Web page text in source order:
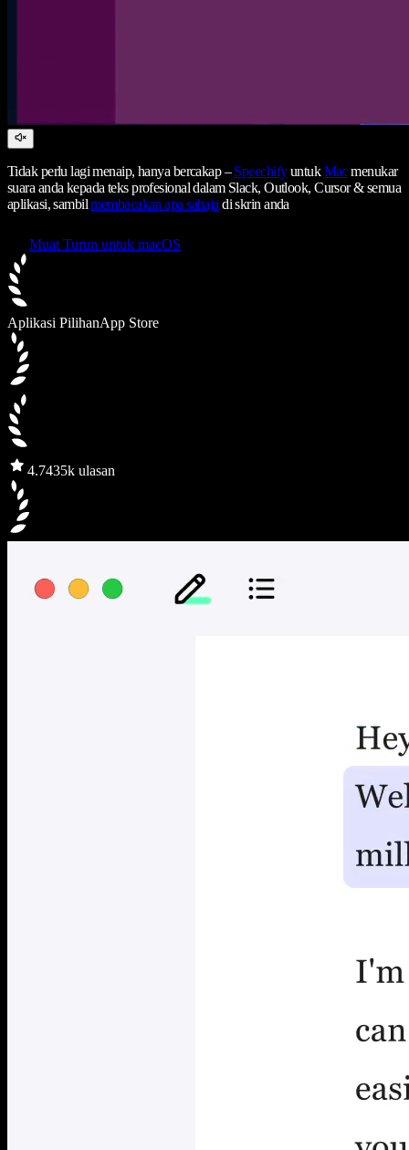
Tidak perlu lagi menaip, hanya bercakap –SpeechifyuntukMacmenukar
suara anda kepada teks profesional dalam Slack, Outlook, Cursor & semua
aplikasi, sambilmembacakan apa sahaja di skrin anda
Muat Turun untuk macOS
Aplikasi PilihanApp Store
4.7435k ulasan